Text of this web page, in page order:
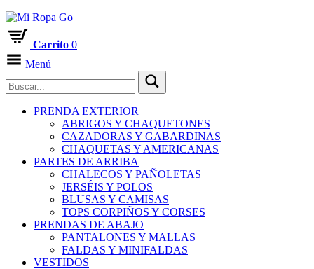
Carrito 0
Menú
PRENDA EXTERIOR
ABRIGOS Y CHAQUETONES
CAZADORAS Y GABARDINAS
CHAQUETAS Y AMERICANAS
PARTES DE ARRIBA
CHALECOS Y PAÑOLETAS
JERSÉIS Y POLOS
BLUSAS Y CAMISAS
TOPS CORPIÑOS Y CORSES
PRENDAS DE ABAJO
PANTALONES Y MALLAS
FALDAS Y MINIFALDAS
VESTIDOS